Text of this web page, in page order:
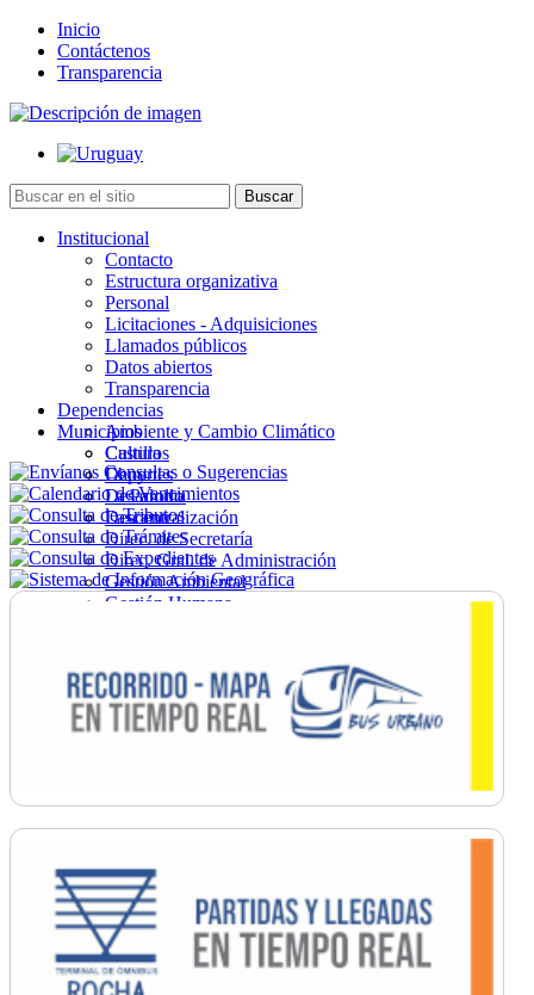
Inicio
Contáctenos
Transparencia
Institucional
Contacto
Estructura organizativa
Personal
Licitaciones - Adquisiciones
Llamados públicos
Datos abiertos
Transparencia
Dependencias
Ambiente y Cambio Climático
Cultura
Deportes
Desarrollo
Descentralización
Direc. de Secretaría
Direc. Gral. de Administración
Gestión Ambiental
Gestión Humana
Ordenamiento
Promoción Social
Salud
Secretaría General
Municipios
Castillos
Chuy
La Paloma
Lascano